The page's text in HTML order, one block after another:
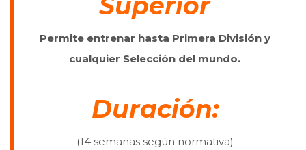
Permite entrenar hasta Primera División y
cualquier Selección del mundo.
Duración:
(14 semanas según normativa)